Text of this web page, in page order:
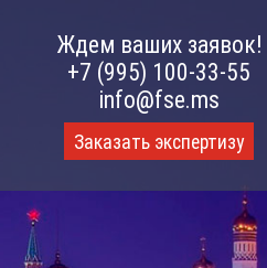
Ждем ваших заявок!
+7 (995) 100-33-55
info@fse.ms
Заказать экспертизу